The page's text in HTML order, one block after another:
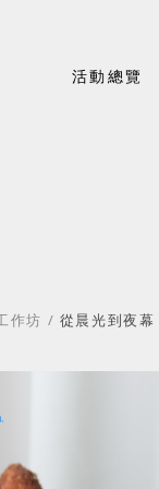
活動總覽
作坊 / 從晨光到夜